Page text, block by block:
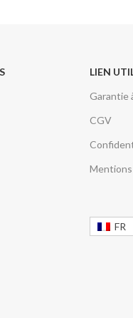
LIEN
Garantie
CGV
FR